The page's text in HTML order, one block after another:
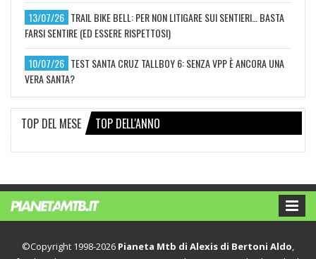
13/07/26 TRAIL BIKE BELL: PER NON LITIGARE SUI SENTIERI… BASTA
FARSI SENTIRE (ED ESSERE RISPETTOSI)
10/07/26 TEST SANTA CRUZ TALLBOY 6: SENZA VPP È ANCORA UNA
VERA SANTA?
TOP DEL MESE TOP DELL'ANNO
©Copyright 1998-2026 Pianeta Mtb di Alexis di Bertoni Aldo